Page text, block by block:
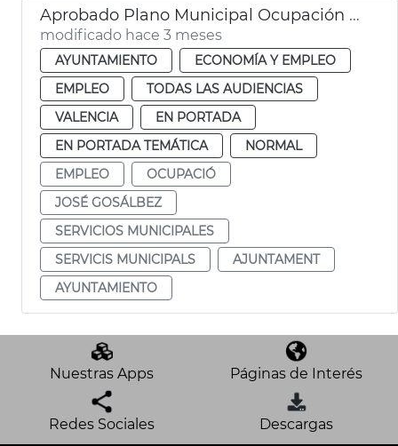
Aprobado Plano Municipal Ocupación València con 219 contratos
modificado hace 3 meses
AYUNTAMIENTO
ECONOMÍA Y EMPLEO
EMPLEO
TODAS LAS AUDIENCIAS
VALENCIA
EN PORTADA
EN PORTADA TEMÁTICA
NORMAL
EMPLEO
OCUPACIÓ
JOSÉ GOSÁLBEZ
SERVICIOS MUNICIPALES
SERVICIS MUNICIPALS
AJUNTAMENT
AYUNTAMIENTO
Nuestras Apps Páginas de Interés
Redes Sociales Descargas